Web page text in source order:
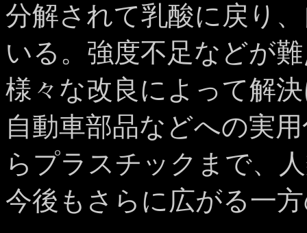
分解されて乳酸に戻り
いる。強度不足などが
様々な改良によって解
自動車部品などへの実
らプラスチックまで、
今後もさらに広がる一